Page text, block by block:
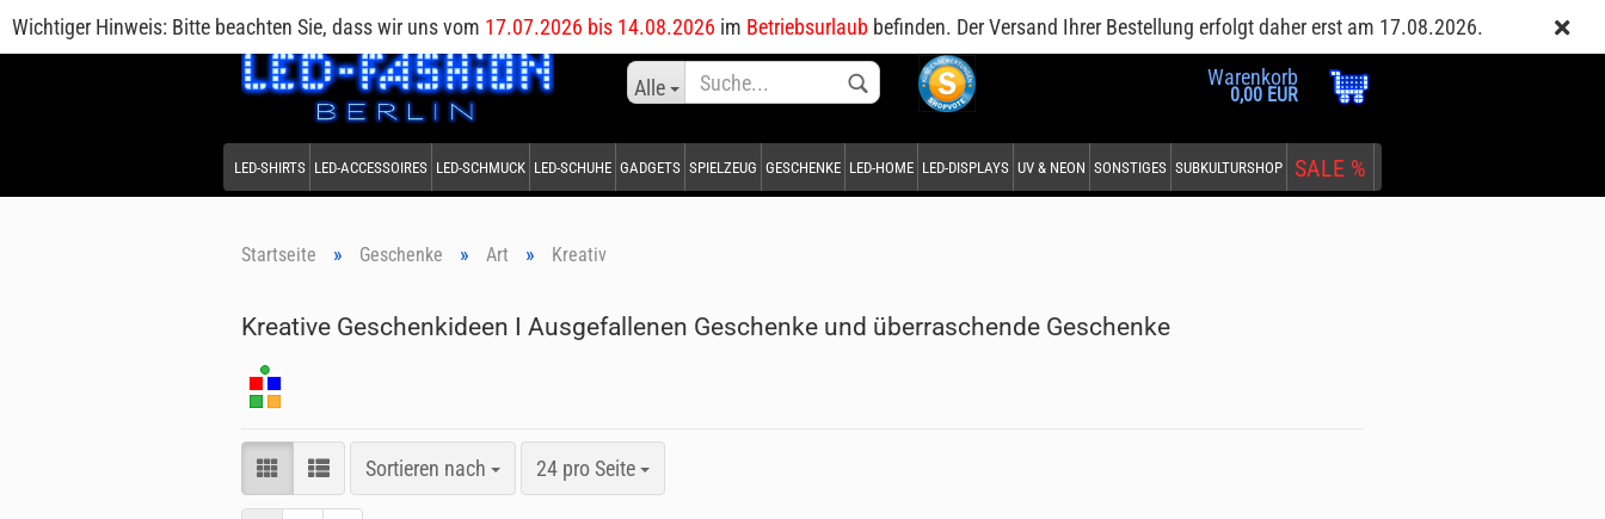
DE
Sprache auswählen
Lieferland
Kundenlogin Merkzettel
Alle Warenkorb
0,00 EUR
Wichtiger Hinweis: Bitte beachten Sie, dass wir uns vom 17.07.2026 bis 14.08.2026 im Betriebsurlaub befinden. Der Versand Ihrer Bestellung erfolgt daher erst am 17.08.2026.
LED-SHIRTS LED-ACCESSOIRES LED-SCHMUCK LED-SCHUHE GADGETS SPIELZEUG GESCHENKE LED-HOME LED-DISPLAYS UV & NEON SONSTIGES SUBKULTURSHOP SALE %
Startseite » Geschenke » Art » Kreativ
Kreative Geschenkideen I Ausgefallenen Geschenke und überraschende Geschenke
Sortieren nach 24 pro Seite